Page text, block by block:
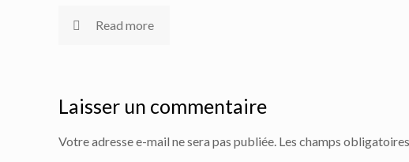
Read more
Laisser un commentaire
Votre adresse e-mail ne sera pas publiée. Les champs